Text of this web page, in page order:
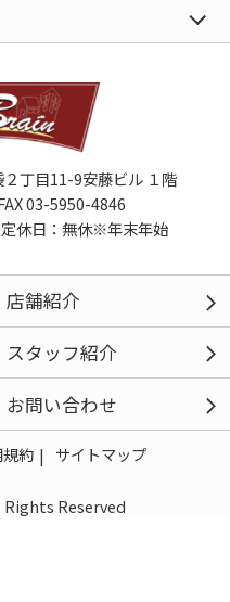
丁目11-9安藤ビル １階
03-5950-4846
休日：無休※年末年始
店舗紹介
スタッフ紹介
お問い合わせ
約 サイトマップ
Rights Reserved